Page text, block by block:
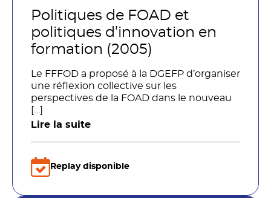
Politiques de FOAD et
politiques d’innovation en
formation (2005)
Le FFFOD a proposé à la DGEFP d’organiser
une réflexion collective sur les
perspectives de la FOAD dans le nouveau
Lire la suite
Replay disponible